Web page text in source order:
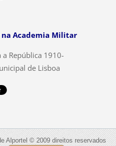
Academia Militar
a República 1910-
de Lisboa
Alportel © 2009 direitos reservados